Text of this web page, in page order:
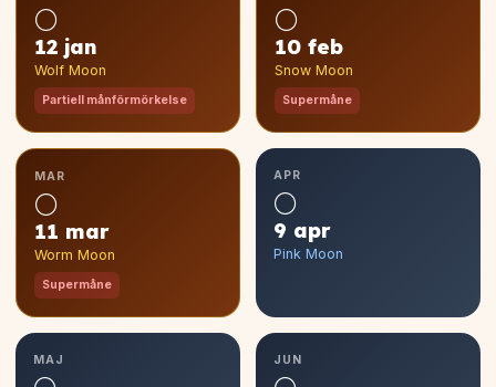
🌕
12 jan
Wolf Moon
Partiell månförmörkelse
🌕
10 feb
Snow Moon
Supermåne
MAR
🌕
11 mar
Worm Moon
Supermåne
APR
🌕
9 apr
Pink Moon
MAJ JUN